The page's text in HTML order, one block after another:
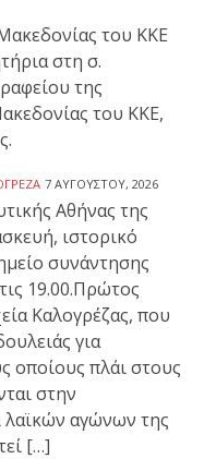
του ΚΚΕ
στη σ.
της
του ΚΚΕ,
7 ΑΥΓΟΎΣΤΟΥ, 2026
Αθήνας της
ιστορικό
συνάντησης
19.00.Πρώτος
Καλογρέζας, που
για
οποίους πλάι στους
στην
αγώνων της
[…]